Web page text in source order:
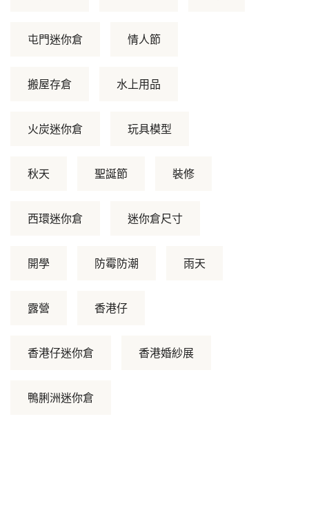
屯門迷你倉 情人節
搬屋存倉 水上用品
火炭迷你倉 玩具模型
秋天 聖誕節 裝修
西環迷你倉 迷你倉尺寸
開學 防霉防潮 雨天
露營 香港仔
香港仔迷你倉 香港婚紗展
鴨脷洲迷你倉